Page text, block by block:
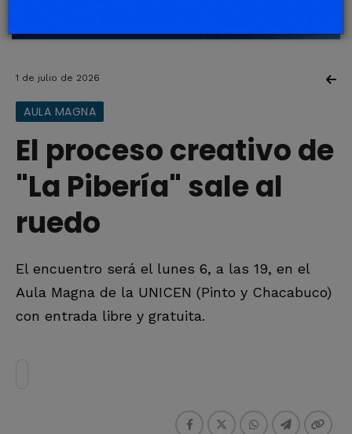
1 de julio de 2026
AULA MAGNA
El proceso creativo de
"La Pibería" sale al
ruedo
El encuentro será el lunes 6, a las 19, en el
Aula Magna de la UNICEN (Pinto y Chacabuco)
con entrada libre y gratuita.